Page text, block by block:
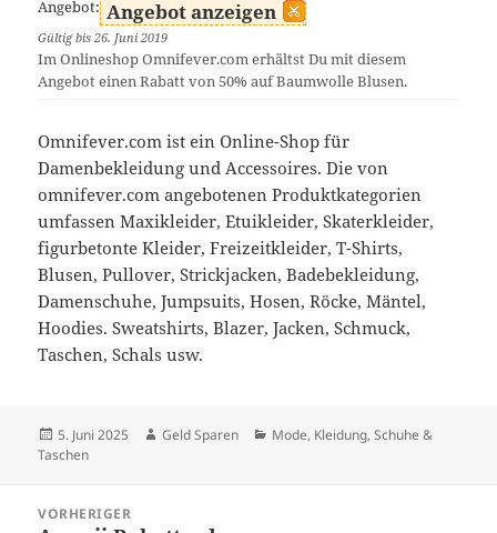
Angebot: Angebot anzeigen
Gültig bis 26. Juni 2019
Im Onlineshop Omnifever.com erhältst Du mit diesem
Angebot einen Rabatt von 50% auf Baumwolle Blusen.
Omnifever.com ist ein Online-Shop für
Damenbekleidung und Accessoires. Die von
omnifever.com angebotenen Produktkategorien
umfassen Maxikleider, Etuikleider, Skaterkleider,
figurbetonte Kleider, Freizeitkleider, T-Shirts,
Blusen, Pullover, Strickjacken, Badebekleidung,
Damenschuhe, Jumpsuits, Hosen, Röcke, Mäntel,
Hoodies. Sweatshirts, Blazer, Jacken, Schmuck,
Taschen, Schals usw.
Veröffentlicht
am
5. Juni 2025 Autor
Geld Sparen Kategorien
Mode, Kleidung, Schuhe &
Taschen
VORHERIGER